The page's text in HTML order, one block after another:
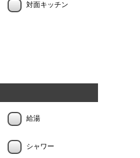
対面キッチン
給湯
シャワー